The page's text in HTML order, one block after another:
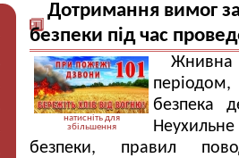
Дотримання вимог
безпеки під час
натисніть для
збільшення
безпека
безпеки, правил